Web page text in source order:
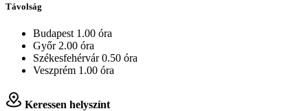
Távolság
Budapest 1.00 óra
Győr 2.00 óra
Székesfehérvár 0.50 óra
Veszprém 1.00 óra
Keressen helyszínt